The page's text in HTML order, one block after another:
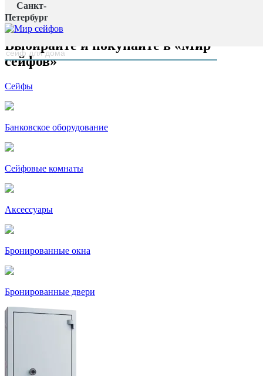
Санкт-
Петербург
Главная страница
наверх
Выбирайте и покупайте в «Мир
сейфов»
Сейфы
Банковское оборудование
Сейфовые комнаты
Аксессуары
Бронированные окна
Бронированные двери